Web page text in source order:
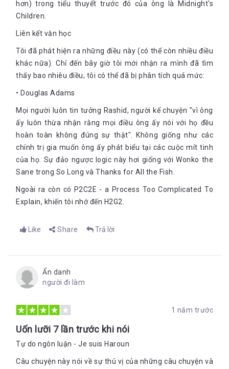
hơn) trong tiểu thuyết trước đó của ông là Midnight's
Children.
Liên kết văn học
Tôi đã phát hiện ra những điều này (có thể còn nhiều điều
khác nữa). Chỉ đến bây giờ tôi mới nhận ra mình đã tìm
thấy bao nhiêu điều; tôi có thể đã bị phân tích quá mức:
• Douglas Adams
Mọi người luôn tin tưởng Rashid, người kể chuyện "vì ông
ấy luôn thừa nhận rằng mọi điều ông ấy nói với họ đều
hoàn toàn không đúng sự thật". Không giống như các
chính trị gia muốn ông ấy phát biểu tại các cuộc mít tinh
của họ. Sự đảo ngược logic này hơi giống với Wonko the
Sane trong So Long và Thanks for All the Fish.
Ngoài ra còn có P2C2E - a Process Too Complicated To
Explain, khiến tôi nhớ đến H2G2.
Like Share Trả lời
Ẩn danh
người đi làm
1 năm trước
Uốn lưỡi 7 lần trước khi nói
Tự do ngôn luận - Je suis Haroun
Câu chuyện này nói về sự thú vị của những câu chuyện và